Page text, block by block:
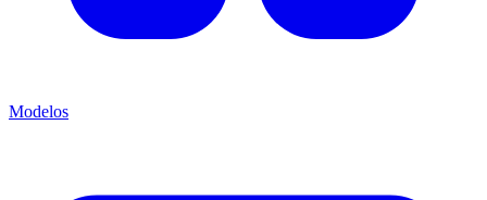
Modelos